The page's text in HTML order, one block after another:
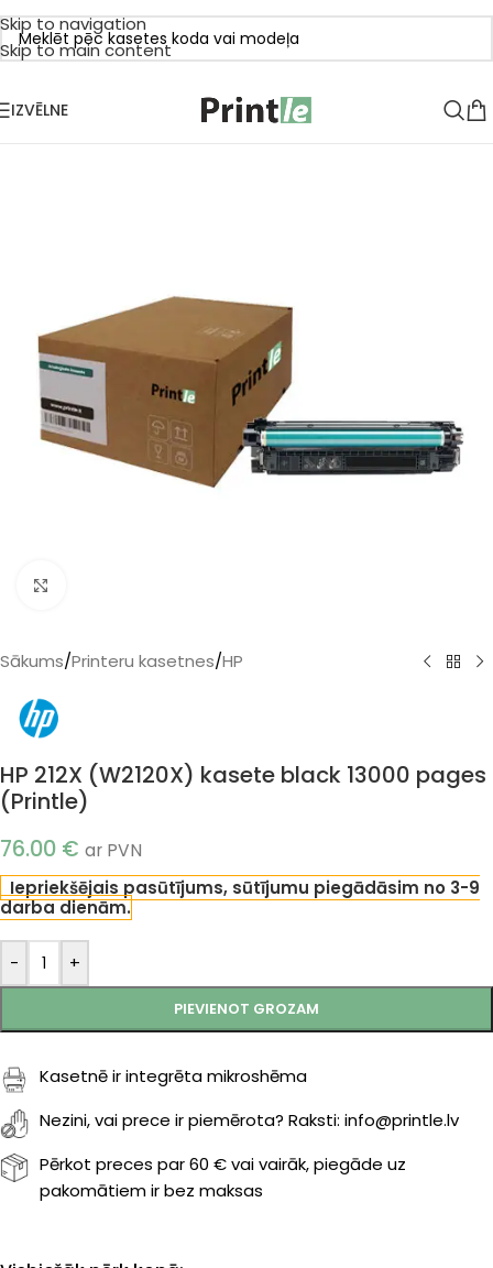
Skip to navigation
Skip to main content
IZVĒLNE
Sākums/Printeru kasetnes/HP
HP 212X (W2120X) kasete black 13000 pages
(Printle)
76.00 € ar PVN
Iepriekšējais pasūtījums, sūtījumu piegādāsim no 3-9
darba dienām.
- +
PIEVIENOT GROZAM
Kasetnē ir integrēta mikroshēma
Nezini, vai prece ir piemērota? Raksti: info@printle.lv
Pērkot preces par 60 € vai vairāk, piegāde uz
pakomātiem ir bez maksas